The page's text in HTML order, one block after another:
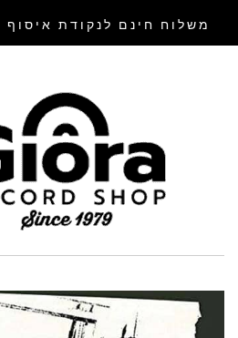
משלוח חינם לנקודת איסוף